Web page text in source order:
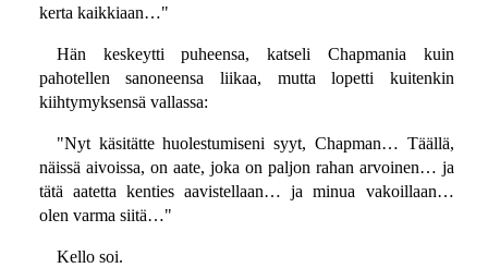
kerta kaikkiaan…"
Hän keskeytti puheensa, katseli Chapmania kuin
pahotellen sanoneensa liikaa, mutta lopetti kuitenkin
kiihtymyksensä vallassa:
"Nyt käsitätte huolestumiseni syyt, Chapman… Täällä,
näissä aivoissa, on aate, joka on paljon rahan arvoinen… ja
tätä aatetta kenties aavistellaan… ja minua vakoillaan…
olen varma siitä…"
Kello soi.